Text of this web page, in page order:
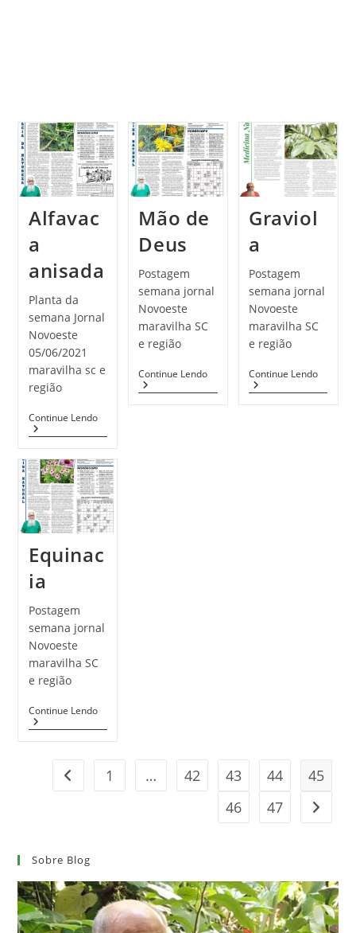
Alfavac
a
anisada
Planta da
semana Jornal
Novoeste
05/06/2021
maravilha sc e
região
Continue LendoAlfavaca
Mão de
Deus
Postagem
semana jornal
Novoeste
maravilha SC
e região
Continue LendoMão
Graviol
a
Postagem
semana jornal
Novoeste
maravilha SC
e região
Continue Lendo
Equinac
ia
Postagem
semana jornal
Novoeste
maravilha SC
e região
Continue LendoEquinacia
Ir para a página anterior
1 … 42 43 44
45
46
47 Ir para
Sobre Blog